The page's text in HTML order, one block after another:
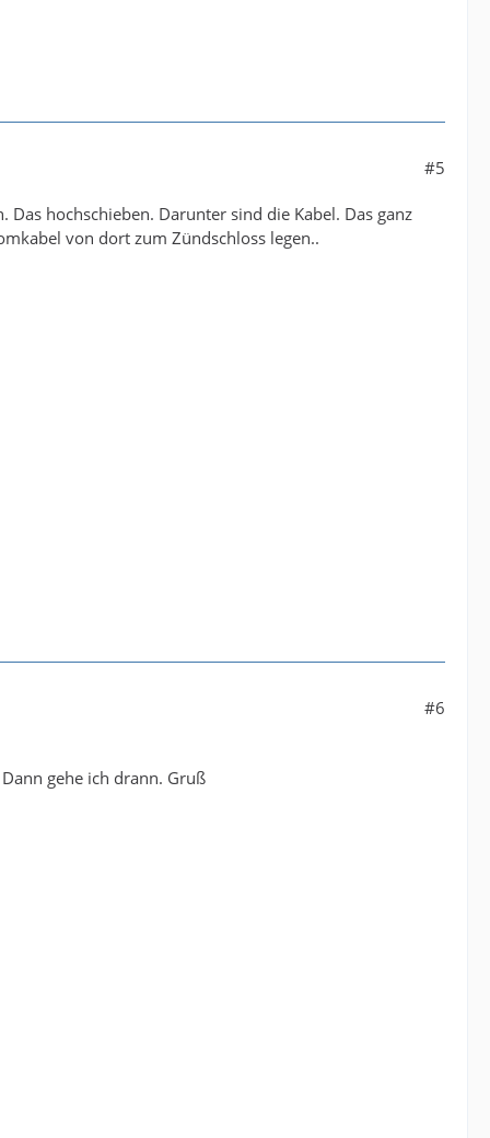
#5
hochschieben. Darunter sind die Kabel. Das ganz
von dort zum Zündschloss legen..
#6
gehe ich drann. Gruß